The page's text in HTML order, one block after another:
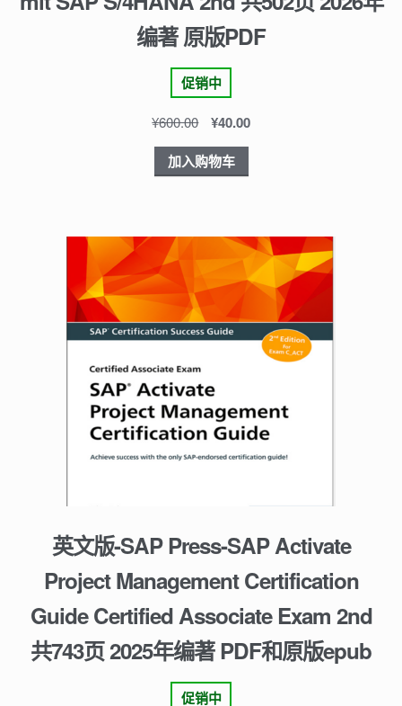
编著 原版PDF
促销中
¥600.00 ¥40.00
加入购物车
英文版-SAP Press-SAP Activate
Project Management Certification
Guide Certified Associate Exam 2nd
共743页 2025年编著 PDF和原版epub
促销中